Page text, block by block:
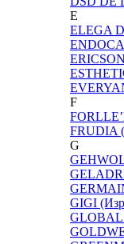
E
ELEGA
F
FRUDIA
G
GIGI